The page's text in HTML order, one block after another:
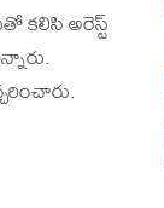
కలిసి అరెస్ట్